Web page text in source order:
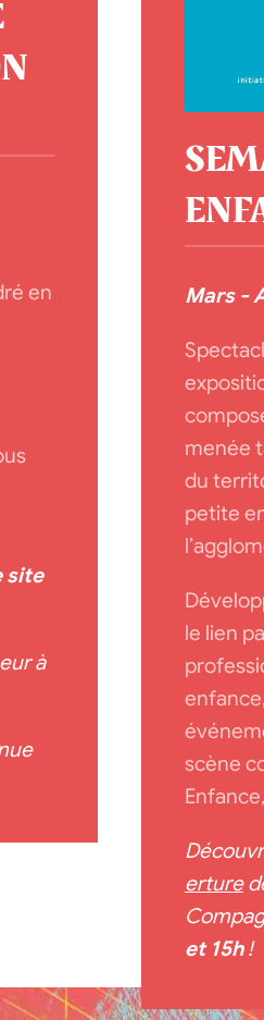
en
site
à
Mars -
menée
du
petite
le lien
scène
erture
et 15h!